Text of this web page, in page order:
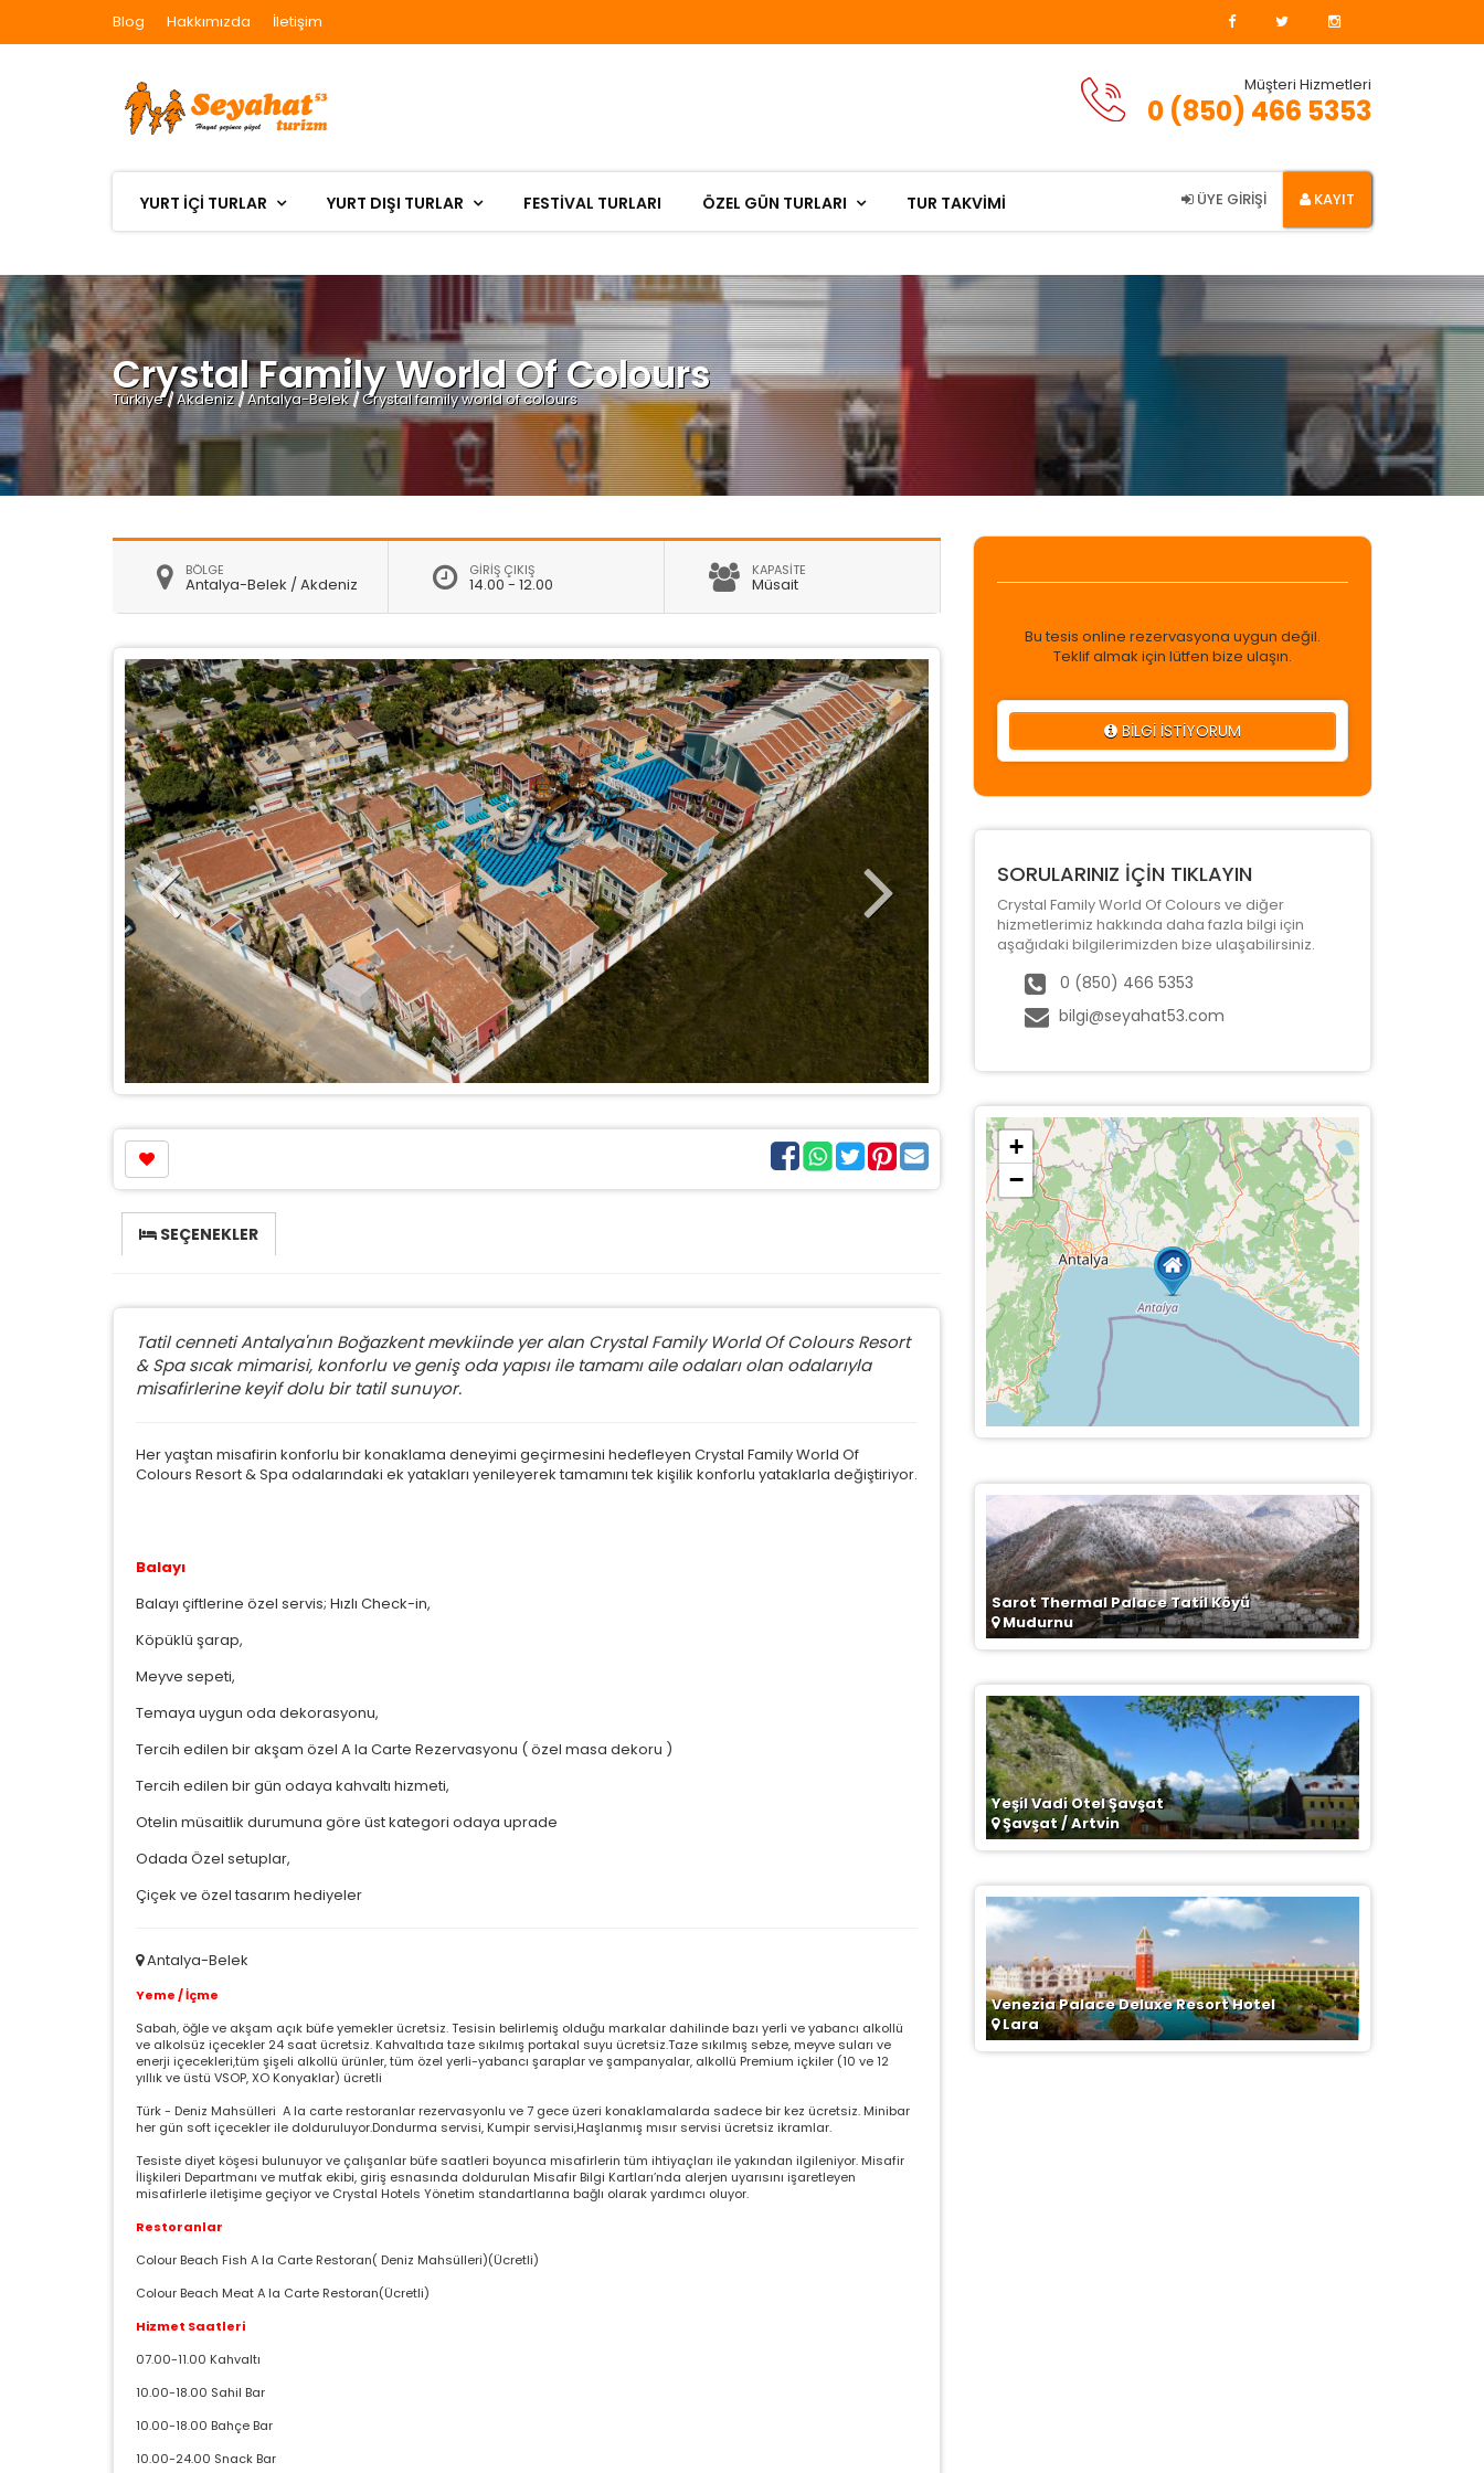
Blog Hakkımızda İletişim
Müşteri Hizmetleri
0 (850) 466 5353
YURT İÇİ TURLAR YURT DIŞI TURLAR FESTIVAL TURLARI ÖZEL GÜN TURLARI TUR TAKVİMİ ÜYE GİRİŞİ KAYIT
ÇEREZ KULLANIM AYARLARINIZ
Çerez tercihlerinizibelirleyin.
Size daha kişiselleştirilmiş bir web deneyimi sunmak için bazı bilgileri
umduğumuz gibi çalışmaya bilir.
Crystal Family World Of Colours
Türkiye/Akdeniz/Antalya-Belek/Crystal family world of colours
BÖLGE
Antalya-Belek / Akdeniz
GİRİŞ ÇIKIŞ
14.00 - 12.00
KAPASİTE
Müsait
SEÇENEKLER
Tatil cenneti Antalya'nın Boğazkent mevkiinde yer alan Crystal Family World Of Colours Resort
& Spa sıcak mimarisi, konforlu ve geniş oda yapısı ile tamamı aile odaları olan odalarıyla
misafirlerine keyif dolu bir tatil sunuyor.
Her yaştan misafirin konforlu bir konaklama deneyimi geçirmesini hedefleyen Crystal Family World Of
Colours Resort & Spa odalarındaki ek yatakları yenileyerek tamamını tek kişilik konforlu yataklarla değiştiriyor.
Balayı
Balayı çiftlerine özel servis; Hızlı Check-in,
Köpüklü şarap,
Meyve sepeti,
Temaya uygun oda dekorasyonu,
Tercih edilen bir akşam özel A la Carte Rezervasyonu ( özel masa dekoru )
Tercih edilen bir gün odaya kahvaltı hizmeti,
Otelin müsaitlik durumuna göre üst kategori odaya uprade
Odada Özel setuplar,
Çiçek ve özel tasarım hediyeler
Antalya-Belek
Yeme / İçme
Sabah, öğle ve akşam açık büfe yemekler ücretsiz. Tesisin belirlemiş olduğu markalar dahilinde bazı yerli ve yabancı alkollü
ve alkolsüz içecekler 24 saat ücretsiz. Kahvaltıda taze sıkılmış portakal suyu ücretsiz.Taze sıkılmış sebze, meyve suları ve
enerji içecekleri,tüm şişeli alkollü ürünler, tüm özel yerli-yabancı şaraplar ve şampanyalar, alkollü Premium içkiler (10 ve 12
yıllık ve üstü VSOP, XO Konyaklar) ücretli
Türk - Deniz Mahsülleri A la carte restoranlar rezervasyonlu ve 7 gece üzeri konaklamalarda sadece bir kez ücretsiz. Minibar
her gün soft içecekler ile dolduruluyor.Dondurma servisi, Kumpir servisi,Haşlanmış mısır servisi ücretsiz ikramlar.
Tesiste diyet köşesi bulunuyor ve çalışanlar büfe saatleri boyunca misafirlerin tüm ihtiyaçları ile yakından ilgileniyor. Misafir
İlişkileri Departmanı ve mutfak ekibi, giriş esnasında doldurulan Misafir Bilgi Kartları’nda alerjen uyarısını işaretleyen
misafirlerle iletişime geçiyor ve Crystal Hotels Yönetim standartlarına bağlı olarak yardımcı oluyor.
Restoranlar
Colour Beach Fish A la Carte Restoran( Deniz Mahsülleri)(Ücretli)
Colour Beach Meat A la Carte Restoran(Ücretli)
Hizmet Saatleri
07.00-11.00 Kahvaltı
10.00-18.00 Sahil Bar
10.00-18.00 Bahçe Bar
10.00-24.00 Snack Bar
Bu tesis online rezervasyona uygun değil.
Teklif almak için lütfen bize ulaşın.
BİLGİ İSTİYORUM
SORULARINIZ İÇİN TIKLAYIN
Crystal Family World Of Colours ve diğer
hizmetlerimiz hakkında daha fazla bilgi için
aşağıdaki bilgilerimizden bize ulaşabilirsiniz.
0 (850) 466 5353
bilgi@seyahat53.com
+
−
Sarot Thermal Palace Tatil Köyü
Mudurnu
Yeşil Vadi Otel Şavşat
Şavşat / Artvin
Venezia Palace Deluxe Resort Hotel
Lara